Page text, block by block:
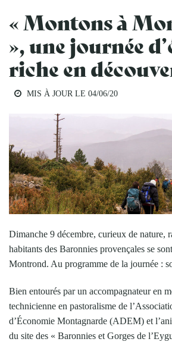
« Montons à
», une journée
riche en
MIS À JOUR LE 04/06/20
Dimanche 9 décembre, curieux de nature,
habitants des Baronnies provençales se
Montrond. Au programme de la journée :
Bien entourés par un accompagnateur en
technicienne en pastoralisme de
d’Économie Montagnarde (ADEM) et
du site des « Baronnies et Gorges de